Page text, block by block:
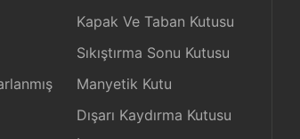
Kapak Ve Taban Kutusu
Sıkıştırma Sonu Kutusu
Manyetik Kutu
Dışarı Kaydırma Kutusu